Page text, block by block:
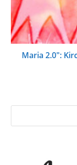
Maria 2.0″: